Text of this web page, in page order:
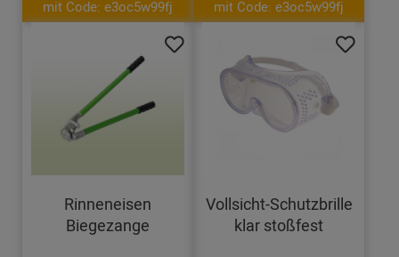
mit Code: e3oc5w99fj mit Code: e3oc5w99fj
Rinneneisen
Biegezange
Vollsicht-Schutzbrille
klar stoßfest